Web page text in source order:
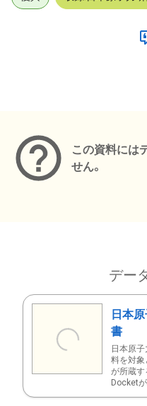
この資料には
せん。
デー
日本
書
日本原
料を対象
が所蔵す
Docket